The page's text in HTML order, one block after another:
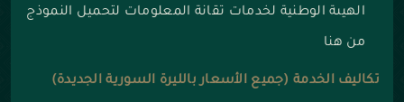
الهيىة الوطنية لخدمات تقانة المعلومات لتحميل النموذج
من هنا
تكاليف الخدمة (جميع الأسعار بالليرة السورية الجديدة)